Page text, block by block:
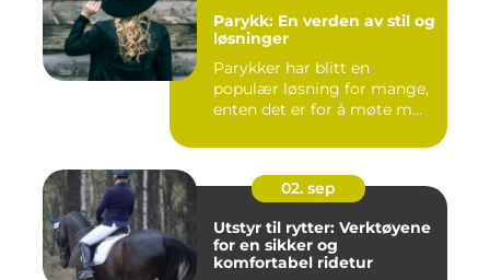
Parykk: En verden av stil og
løsninger
Parykker har blitt en
populær løsning for mange,
enten det er for å møte m...
02. sep
Utstyr til rytter: Verktøyene
for en sikker og
komfortabel ridetur